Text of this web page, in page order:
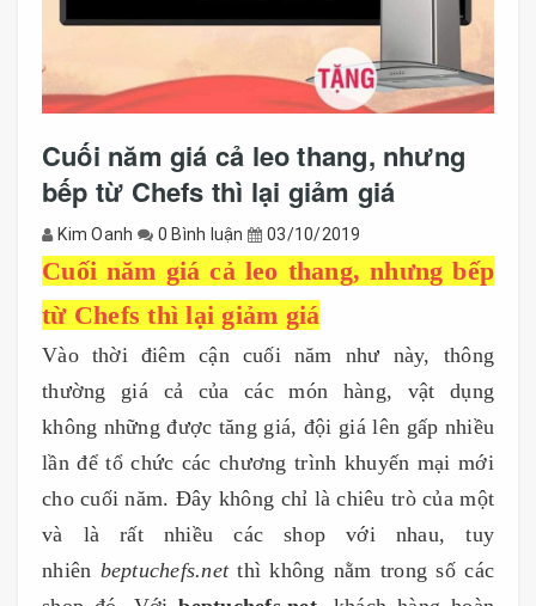
Cuối năm giá cả leo thang, nhưng
bếp từ Chefs thì lại giảm giá
Kim Oanh 0 Bình luận 03/10/2019
Cuối năm giá cả leo thang, nhưng bếp
từ Chefs thì lại giảm giá
Vào thời điêm cận cuối năm như này, thông
thường giá cả của các món hàng, vật dụng
không những được tăng giá, đội giá lên gấp nhiều
lần để tổ chức các chương trình khuyến mại mới
cho cuối năm. Đây không chỉ là chiêu trò của một
và là rất nhiều các shop với nhau, tuy
nhiên beptuchefs.netthì không nằm trong số các